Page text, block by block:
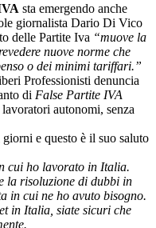
sta emergendo anche
giornalista Dario Di Vico
delle Partite Iva “muove la
nuove norme che
o dei minimi tariffari.”
Professionisti denuncia
di False Partite IVA
autonomi, senza
e questo è il suo saluto
cui ho lavorato in Italia.
la risoluzione di dubbi in
in cui ne ho avuto bisogno.
in Italia, siate sicuri che